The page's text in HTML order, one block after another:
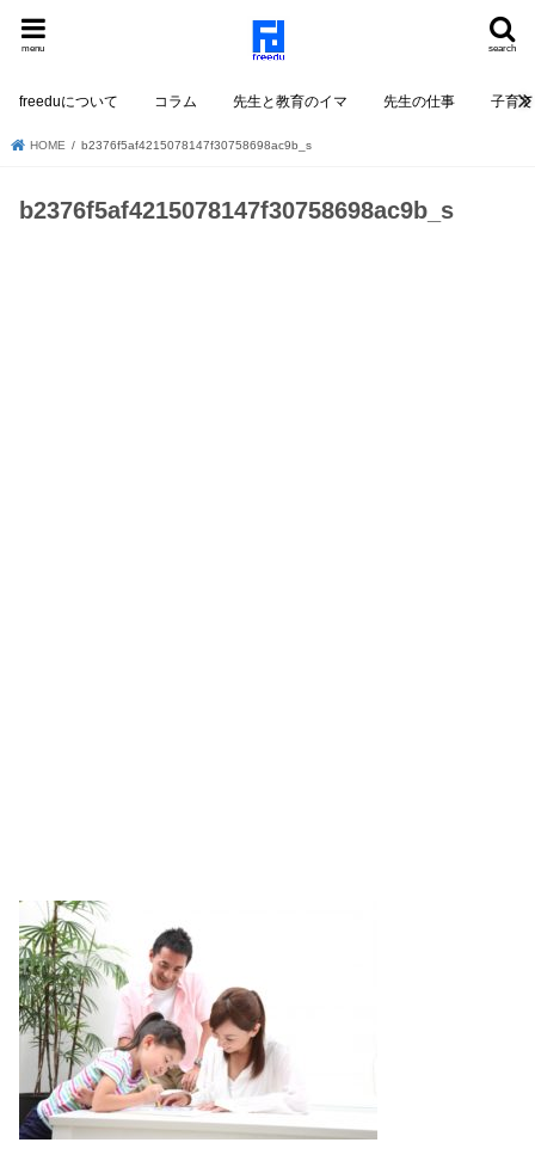
search
menu
freeduについて コラム 先生と教育のイマ 先生の仕事 子育て
HOME b2376f5af4215078147f30758698ac9b_s
b2376f5af4215078147f30758698ac9b_s